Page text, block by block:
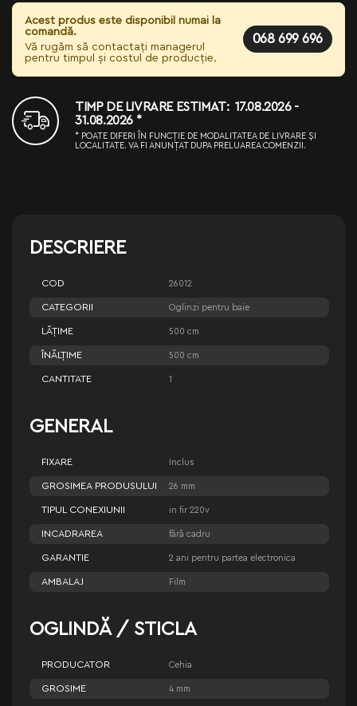
Acest produs este disponibil numai la
comandă.
Vă rugăm să contactați managerul
pentru timpul și costul de producție.
068 699 696
TIMP DE LIVRARE ESTIMAT: 17.08.2026 -
31.08.2026 *
* POATE DIFERI ÎN FUNCȚIE DE MODALITATEA DE LIVRARE ȘI
LOCALITATE. VA FI ANUNȚAT DUPA PRELUAREA COMENZII.
DESCRIERE
COD 26012
CATEGORII Oglinzi pentru baie
LĂŢIME 500 cm
ÎNĂLŢIME 500 cm
CANTITATE 1
GENERAL
FIXARE Inclus
GROSIMEA PRODUSULUI 26 mm
TIPUL CONEXIUNII in fir 220v
INCADRAREA fără cadru
GARANTIE 2 ani pentru partea electronica
AMBALAJ Film
OGLINDĂ / STICLA
PRODUCATOR Cehia
GROSIME 4 mm